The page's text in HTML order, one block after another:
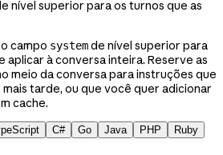
nível superior para os turnos que as
campo systemde nível superior para
aplicar à conversa inteira. Reserve as
meio da conversa para instruções que
tarde, ou que você quer adicionar
cache.
C# Go Java PHP Ruby